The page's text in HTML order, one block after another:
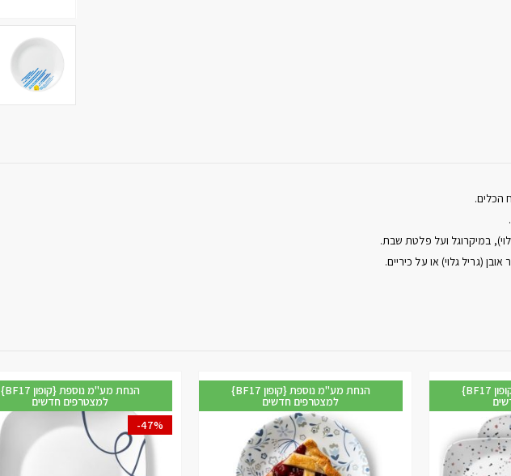
הכלים.
במיקרוגל ועל פלטת שבת.
(גריל גלוי) או על כיריים.
{BF17 קופון} הנחת מע"מ נוספת {BF17 קופון} הנחת מע"מ נוספת
למצטרפים חדשים
{BF17 קופון} הנחת מע"מ נוספת
למצטרפים חדשים
בול למרק 532 מ”ל, פס כחול